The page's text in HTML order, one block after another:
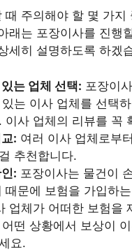
때 주의해야 할 몇 가지
래는 포장이사를 진행
세히 설명하도록 하겠
는 업체 선택: 포장이
는 이사 업체를 선택
이사 업체의 리뷰를 꼭
: 여러 이사 업체로부
추천합니다.
: 포장이사는 물건이
때문에 보험을 가입하
업체가 어떠한 보험을
떤 상황에서 보상이
요.